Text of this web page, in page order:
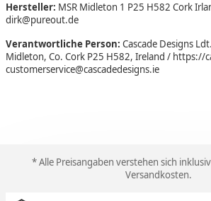
Hersteller: MSR Midleton 1 P25 H582 Cork
dirk@pureout.de
Verantwortliche Person: Cascade Designs
Midleton, Co. Cork P25 H582, Ireland / https://
customerservice@cascadedesigns.ie
* Alle Preisangaben verstehen sich
Versandkosten.